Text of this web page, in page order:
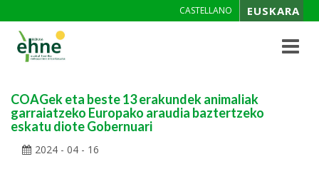
CASTELLANO EUSKARA
Toggle
COAGek eta beste 13 erakundek animaliak
garraiatzeko Europako araudia baztertzeko
eskatu diote Gobernuari
2024 - 04 - 16